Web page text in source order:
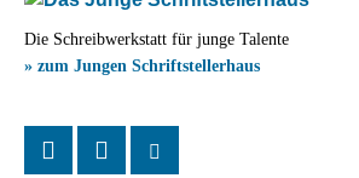
Die Schreibwerkstatt für junge Talente
» zum Jungen Schriftstellerhaus